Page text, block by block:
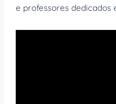
e professores dedicados